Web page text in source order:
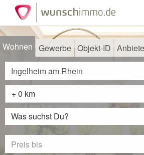
Wohnen Gewerbe Objekt-ID
+ 0 km
Was suchst Du?